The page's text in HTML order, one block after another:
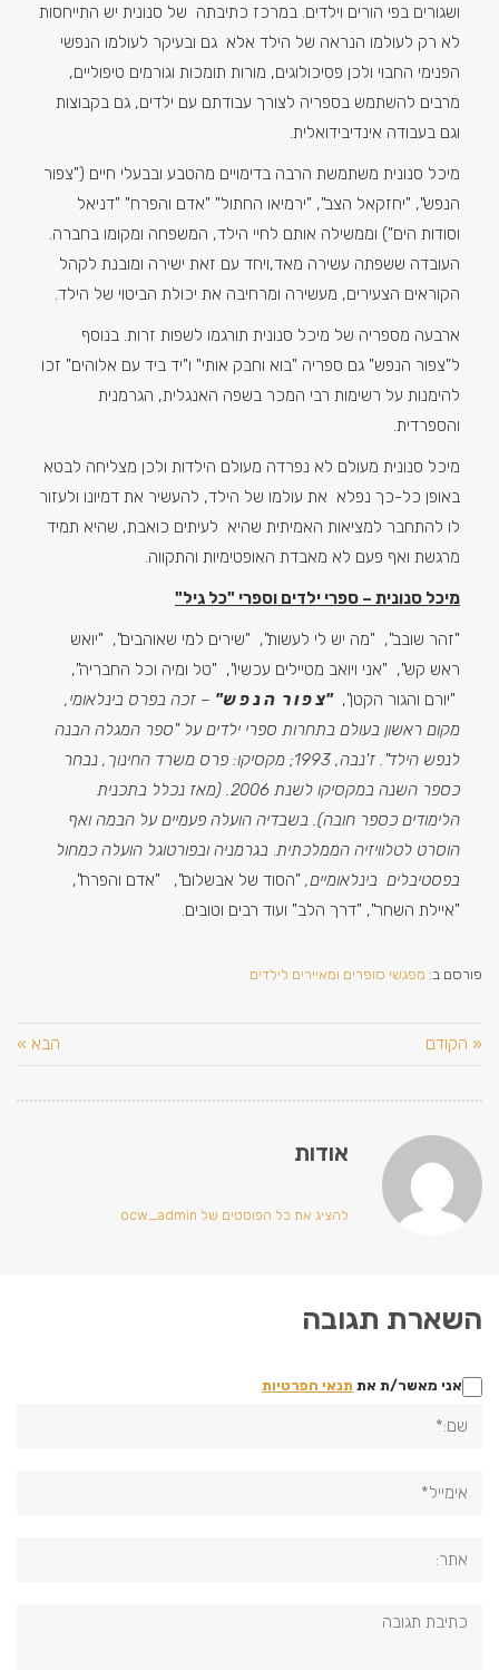
ושגורים בפי הורים וילדים. במרכז כתיבתה של סנונית יש התייחסות
לא רק לעולמו הנראה של הילד אלא גם ובעיקר לעולמו הנפשי
הפנימי החבוי ולכן פסיכולוגים, מורות תומכות וגורמים טיפוליים,
מרבים להשתמש בספריה לצורך עבודתם עם ילדים, גם בקבוצות
וגם בעבודה אינדיבידואלית.
מיכל סנונית משתמשת הרבה בדימויים מהטבע ובבעלי חיים ("צפור
הנפש", "יחזקאל הצב", "ירמיאו החתול" "אדם והפרח" "דניאל
וסודות הים") וממשילה אותם לחיי הילד, המשפחה ומקומו בחברה.
העובדה ששפתה עשירה מאד,ויחד עם זאת ישירה ומובנת לקהל
הקוראים הצעירים, מעשירה ומרחיבה את יכולת הביטוי של הילד.
ארבעה מספריה של מיכל סנונית תורגמו לשפות זרות. בנוסף
ל"צפור הנפש" גם ספריה "בוא וחבק אותי" ו"יד ביד עם אלוהים" זכו
להימנות על רשימות רבי המכר בשפה האנגלית, הגרמנית
והספרדית.
מיכל סנונית מעולם לא נפרדה מעולם הילדות ולכן מצליחה לבטא
באופן כל-כך נפלא את עולמו של הילד, להעשיר את דמיונו ולעזור
לו להתחבר למציאות האמיתית שהיא לעיתים כואבת, שהיא תמיד
מרגשת ואף פעם לא מאבדת האופטימיות והתקווה.
מיכל סנונית – ספרי ילדים וספרי "כל גיל"
"זהר שובב", "מה יש לי לעשות", "שירים למי שאוהבים", "יואש
ראש קש", "אני ויואב מטיילים עכשיו", "טל ומיה וכל החבריה",
"יורם והגור הקטן","צ פ ו ר ה נ פ ש" – זכה בפרס בינלאומי,
מקום ראשון בעולם בתחרות ספרי ילדים על "ספר המגלה הבנה
לנפש הילד". ז'נבה, 1993; מקסיקו: פרס משרד החינוך, נבחר
כספר השנה במקסיקו לשנת 2006. (מאז נכלל בתכנית
הלימודים כספר חובה). בשבדיה הועלה פעמיים על הבמה ואף
הוסרט לטלוויזיה הממלכתית. בגרמניה ובפורטוגל הועלה כמחול
בפסטיבלים בינלאומיים, "הסוד של אבשלום", "אדם והפרח",
"איילת השחר", "דרך הלב" ועוד רבים וטובים.
פורסם ב: מפגשי סופרים ומאיירים לילדים
« הקודם הבא »
אודות
להציג את כל הפוסטים של ocw_admin
השארת תגובה
אני מאשר/ת את תנאי הפרטיות